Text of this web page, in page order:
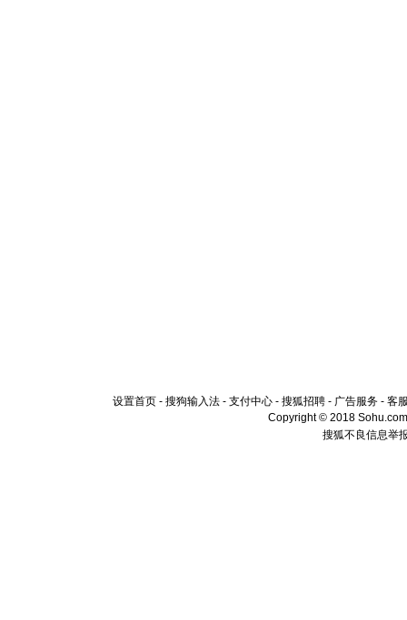
设置首页 - 搜狗输入法 - 支付中心 - 搜狐招聘 - 广告服务 - 客
Copyright © 2018
搜狐不良信息举